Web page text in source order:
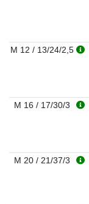
M 12 / 13/24/2,5
M 16 / 17/30/3
M 20 / 21/37/3